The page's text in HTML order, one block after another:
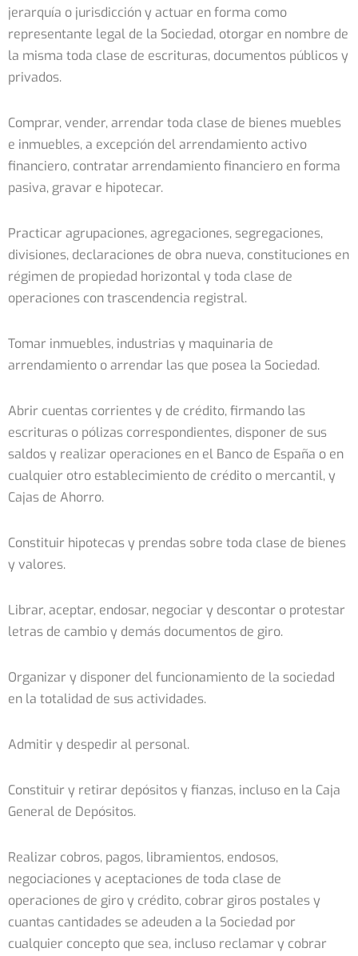
jerarquía o jurisdicción y actuar en forma como
representante legal de la Sociedad, otorgar en nombre de
la misma toda clase de escrituras, documentos públicos y
privados.
Comprar, vender, arrendar toda clase de bienes muebles
e inmuebles, a excepción del arrendamiento activo
financiero, contratar arrendamiento financiero en forma
pasiva, gravar e hipotecar.
Practicar agrupaciones, agregaciones, segregaciones,
divisiones, declaraciones de obra nueva, constituciones en
régimen de propiedad horizontal y toda clase de
operaciones con trascendencia registral.
Tomar inmuebles, industrias y maquinaria de
arrendamiento o arrendar las que posea la Sociedad.
Abrir cuentas corrientes y de crédito, firmando las
escrituras o pólizas correspondientes, disponer de sus
saldos y realizar operaciones en el Banco de España o en
cualquier otro establecimiento de crédito o mercantil, y
Cajas de Ahorro.
Constituir hipotecas y prendas sobre toda clase de bienes
y valores.
Librar, aceptar, endosar, negociar y descontar o protestar
letras de cambio y demás documentos de giro.
Organizar y disponer del funcionamiento de la sociedad
en la totalidad de sus actividades.
Admitir y despedir al personal.
Constituir y retirar depósitos y fianzas, incluso en la Caja
General de Depósitos.
Realizar cobros, pagos, libramientos, endosos,
negociaciones y aceptaciones de toda clase de
operaciones de giro y crédito, cobrar giros postales y
cuantas cantidades se adeuden a la Sociedad por
cualquier concepto que sea, incluso reclamar y cobrar